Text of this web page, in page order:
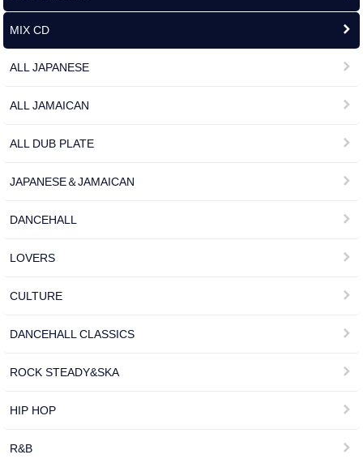
MIX CD
ALL JAPANESE
ALL JAMAICAN
ALL DUB PLATE
JAPANESE＆JAMAICAN
DANCEHALL
LOVERS
CULTURE
DANCEHALL CLASSICS
ROCK STEADY&SKA
HIP HOP
R&B